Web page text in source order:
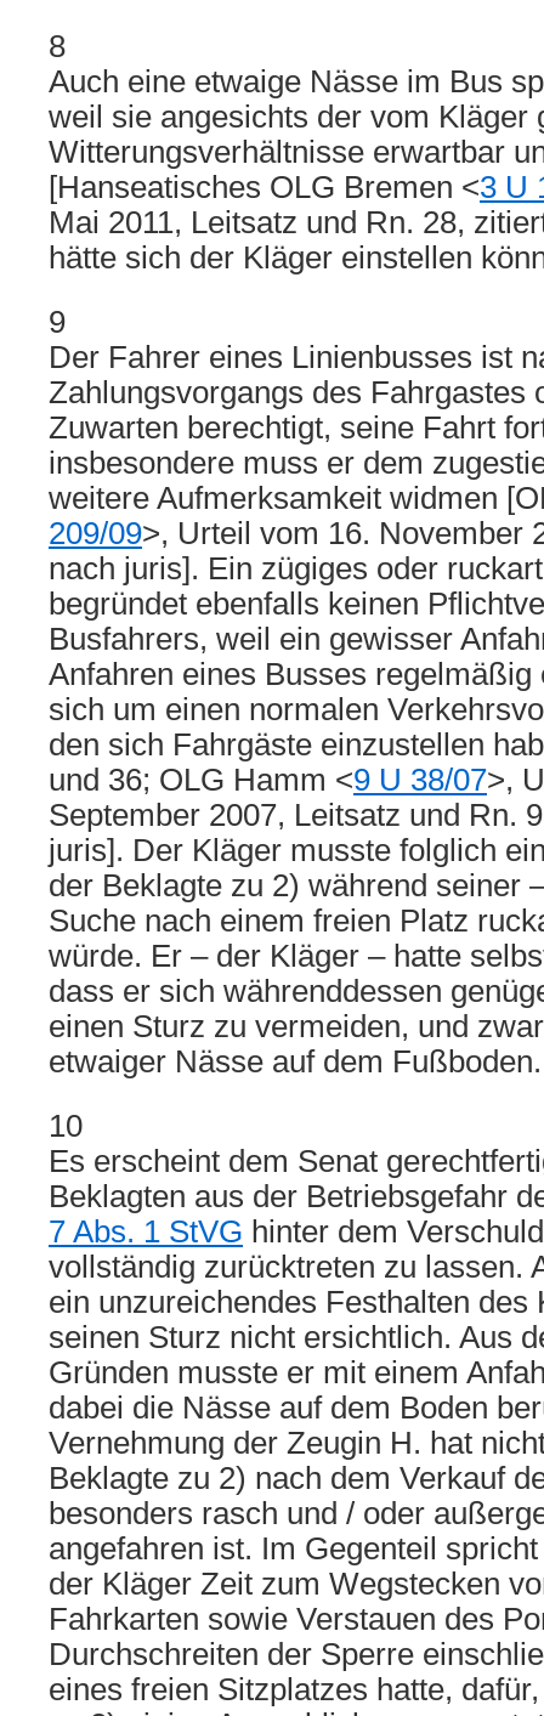
8
Auch eine etwaige Nässe im Bus
weil sie angesichts der vom Kläger
Witterungsverhältnisse erwartbar
[Hanseatisches OLG Bremen <3 U
Mai 2011, Leitsatz und Rn. 28,
hätte sich der Kläger einstellen
9
Der Fahrer eines Linienbusses ist
Zahlungsvorgangs des Fahrgastes
Zuwarten berechtigt, seine Fahrt
insbesondere muss er dem
weitere Aufmerksamkeit widmen
209/09>, Urteil vom 16. November
nach juris]. Ein zügiges oder
begründet ebenfalls keinen
Busfahrers, weil ein gewisser
Anfahren eines Busses regelmäßig
sich um einen normalen
den sich Fahrgäste einzustellen
und 36; OLG Hamm <9 U 38/07>,
September 2007, Leitsatz und Rn.
juris]. Der Kläger musste folglich
der Beklagte zu 2) während seiner
Suche nach einem freien Platz
würde. Er – der Kläger – hatte
dass er sich währenddessen
einen Sturz zu vermeiden, und
etwaiger Nässe auf dem Fußboden.
10
Es erscheint dem Senat
Beklagten aus der Betriebsgefahr
7 Abs. 1 StVG hinter dem
vollständig zurücktreten zu lassen.
ein unzureichendes Festhalten des
seinen Sturz nicht ersichtlich. Aus
Gründen musste er mit einem
dabei die Nässe auf dem Boden
Vernehmung der Zeugin H. hat
Beklagte zu 2) nach dem Verkauf
besonders rasch und / oder
angefahren ist. Im Gegenteil
der Kläger Zeit zum Wegstecken
Fahrkarten sowie Verstauen des
Durchschreiten der Sperre
eines freien Sitzplatzes hatte,